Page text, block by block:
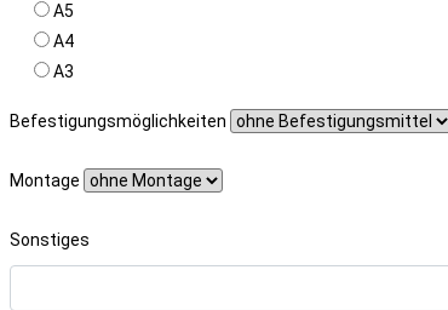
A5
A4
A3
Befestigungsmöglichkeiten
Montage
Sonstiges